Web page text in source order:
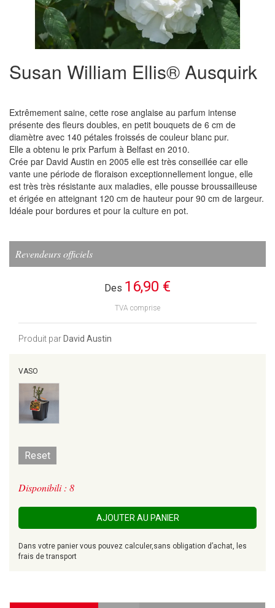
Susan William Ellis® Ausquirk
Extrêmement saine, cette rose anglaise au parfum intense
présente des fleurs doubles, en petit bouquets de 6 cm de
diamètre avec 140 pétales froissés de couleur blanc pur.
Elle a obtenu le prix Parfum à Belfast en 2010.
Crée par David Austin en 2005 elle est très conseillée car elle
vante une période de floraison exceptionnellement longue, elle
est très très résistante aux maladies, elle pousse broussailleuse
et érigée en atteignant 120 cm de hauteur pour 90 cm de largeur.
Idéale pour bordures et pour la culture en pot.
Revendeurs officiels
Des 16,90 €
TVA comprise
Produit par David Austin
VASO
Reset
Disponibili : 8
AJOUTER AU PANIER
Dans votre panier vous pouvez calculer,sans obligation d’achat, les
frais de transport